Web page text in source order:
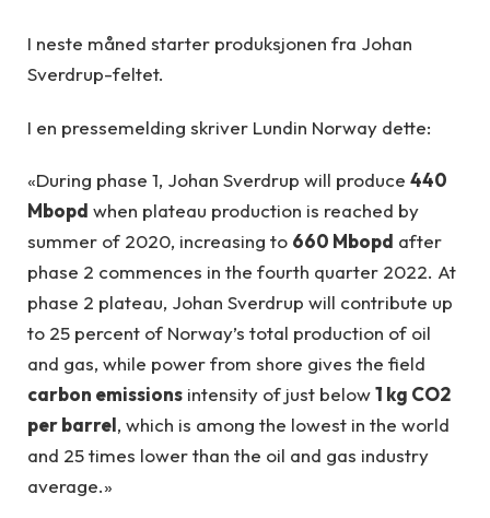
I neste måned starter produksjonen fra Johan
Sverdrup-feltet.
I en pressemelding skriver Lundin Norway dette:
«During phase 1, Johan Sverdrup will produce 440
Mbopd when plateau production is reached by
summer of 2020, increasing to 660 Mbopd after
phase 2 commences in the fourth quarter 2022. At
phase 2 plateau, Johan Sverdrup will contribute up
to 25 percent of Norway’s total production of oil
and gas, while power from shore gives the field
carbon emissions intensity of just below1 kg CO2
per barrel, which is among the lowest in the world
and 25 times lower than the oil and gas industry
average.»